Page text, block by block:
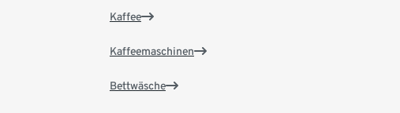
Kaffee
Kaffeemaschinen
Bettwäsche